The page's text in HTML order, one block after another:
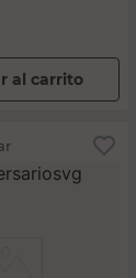
al carrito